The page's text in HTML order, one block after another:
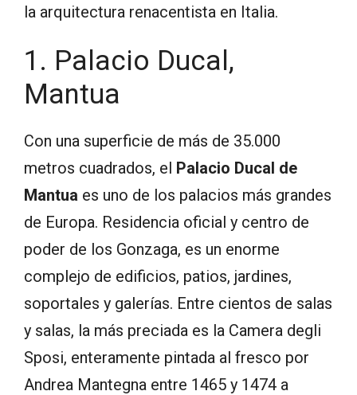
la arquitectura renacentista en Italia.
1. Palacio Ducal,
Mantua
Con una superficie de más de 35.000
metros cuadrados, el Palacio Ducal de
Mantua es uno de los palacios más grandes
de Europa. Residencia oficial y centro de
poder de los Gonzaga, es un enorme
complejo de edificios, patios, jardines,
soportales y galerías. Entre cientos de salas
y salas, la más preciada es la Camera degli
Sposi, enteramente pintada al fresco por
Andrea Mantegna entre 1465 y 1474 a